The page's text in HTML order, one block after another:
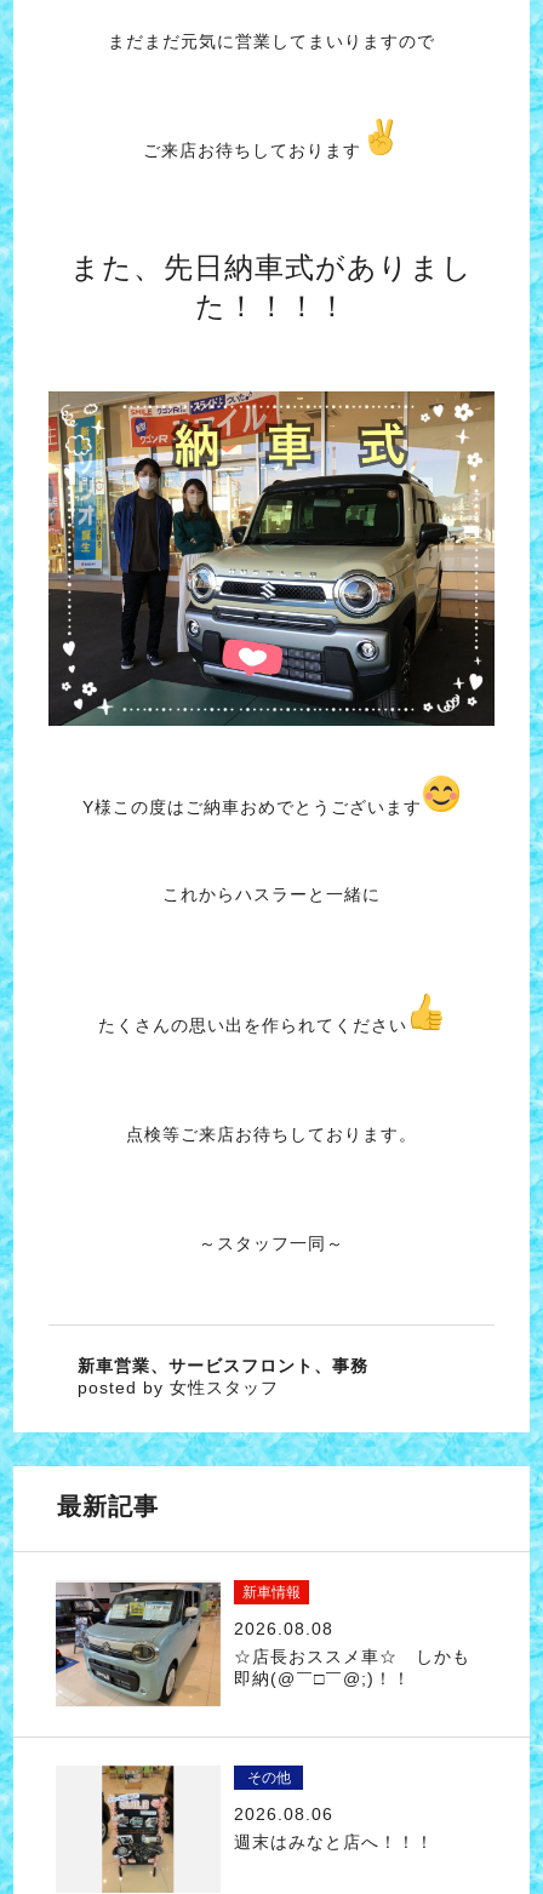
まだまだ元気に営業してまいりますので
ご来店お待ちしております
また、先日納車式がありまし
た！！！！
Y様この度はご納車おめでとうございます
これからハスラーと一緒に
たくさんの思い出を作られてください
点検等ご来店お待ちしております。
～スタッフ一同～
新車営業、サービスフロント、事務
posted by 女性スタッフ
最新記事
新車情報
2026.08.08
☆店長おススメ車☆ しかも
即納(@￣□￣@;)！！
その他
2026.08.06
週末はみなと店へ！！！